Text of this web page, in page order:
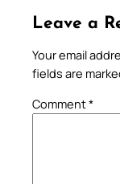
Leave a
Your email
fields are
Comment*